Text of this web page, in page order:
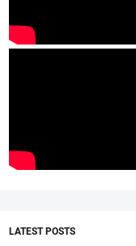
LATEST POSTS